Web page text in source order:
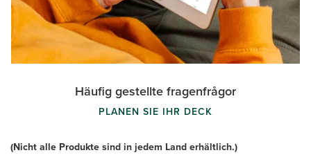
Häufig gestellte fragenfrågor
PLANEN SIE IHR DECK
(Nicht alle Produkte sind in jedem Land erhältlich.)